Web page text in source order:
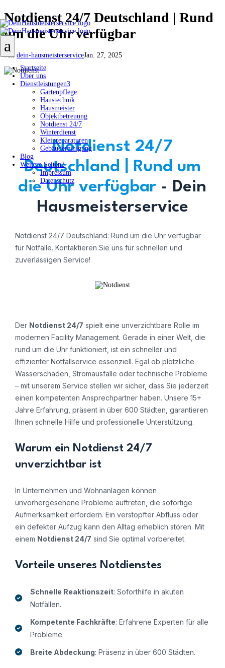
a
Startseite
Über uns
Dienstleistungen3
Gartenpflege
Haustechnik
Hausmeister
Objektbetreuung
Notdienst 24/7
Winterdienst
Kleinreparaturen
Gebäudereinigung
Blog
Weitere Seiten3
Impressum
Datenschutz
Notdienst 24/7 Deutschland | Rund
um die Uhr verfügbar
von dein-hausmeisterserviceJan. 27, 2025
Notdienst 24/7
Deutschland | Rund um
die Uhr verfügbar - Dein
Hausmeisterservice
Notdienst 24/7 Deutschland: Rund um die Uhr verfügbar
für Notfälle. Kontaktieren Sie uns für schnellen und
zuverlässigen Service!
Der Notdienst 24/7 spielt eine unverzichtbare Rolle im
modernen Facility Management. Gerade in einer Welt, die
rund um die Uhr funktioniert, ist ein schneller und
effizienter Notfallservice essenziell. Egal ob plötzliche
Wasserschäden, Stromausfälle oder technische Probleme
– mit unserem Service stellen wir sicher, dass Sie jederzeit
einen kompetenten Ansprechpartner haben. Unsere 15+
Jahre Erfahrung, präsent in über 600 Städten, garantieren
Ihnen schnelle Hilfe und professionelle Unterstützung.
Warum ein Notdienst 24/7
unverzichtbar ist
In Unternehmen und Wohnanlagen können
unvorhergesehene Probleme auftreten, die sofortige
Aufmerksamkeit erfordern. Ein verstopfter Abfluss oder
ein defekter Aufzug kann den Alltag erheblich stören. Mit
einem Notdienst 24/7 sind Sie optimal vorbereitet.
Vorteile unseres Notdienstes
Schnelle Reaktionszeit: Soforthilfe in akuten
Notfällen.
Kompetente Fachkräfte: Erfahrene Experten für alle
Probleme.
Breite Abdeckung: Präsenz in über 600 Städten.